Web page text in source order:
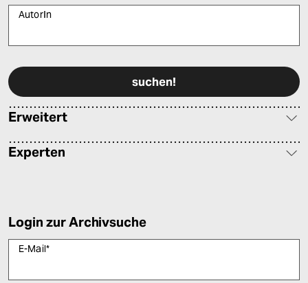
AutorIn
Erweitert
Experten
Login zur Archivsuche
E-Mail*